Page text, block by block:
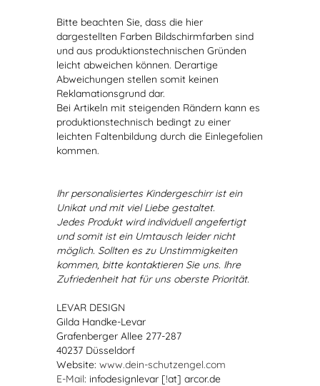
Bitte beachten Sie, dass die hier
dargestellten Farben Bildschirmfarben sind
und aus produktionstechnischen Gründen
leicht abweichen können. Derartige
Abweichungen stellen somit keinen
Reklamationsgrund dar.
Bei Artikeln mit steigenden Rändern kann es
produktionstechnisch bedingt zu einer
leichten Faltenbildung durch die Einlegefolien
kommen.
Ihr personalisiertes Kindergeschirr ist ein
Unikat und mit viel Liebe gestaltet.
Jedes Produkt wird individuell angefertigt
und somit ist ein Umtausch leider nicht
möglich. Sollten es zu Unstimmigkeiten
kommen, bitte kontaktieren Sie uns. Ihre
Zufriedenheit hat für uns oberste Priorität.
LEVAR DESIGN
Gilda Handke-Levar
Grafenberger Allee 277-287
40237 Düsseldorf
Website: www.dein-schutzengel.com
E-Mail: infodesignlevar [!at] arcor.de